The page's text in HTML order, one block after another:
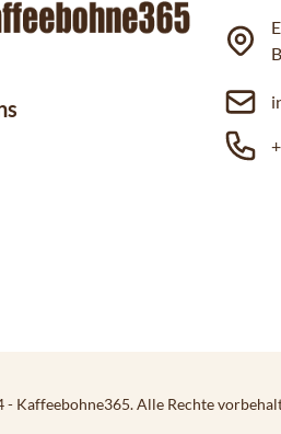
Kaffeebohne365. Alle Rechte